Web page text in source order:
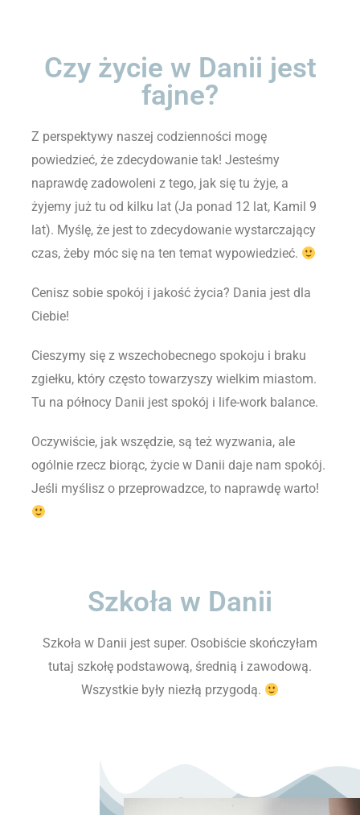
Czy życie w Danii jest
fajne?
Z perspektywy naszej codzienności mogę
powiedzieć, że zdecydowanie tak! Jesteśmy
naprawdę zadowoleni z tego, jak się tu żyje, a
żyjemy już tu od kilku lat (Ja ponad 12 lat, Kamil 9
lat). Myślę, że jest to zdecydowanie wystarczający
czas, żeby móc się na ten temat wypowiedzieć.
Cenisz sobie spokój i jakość życia? Dania jest dla
Ciebie!
Cieszymy się z wszechobecnego spokoju i braku
zgiełku, który często towarzyszy wielkim miastom.
Tu na północy Danii jest spokój i life-work balance.
Oczywiście, jak wszędzie, są też wyzwania, ale
ogólnie rzecz biorąc, życie w Danii daje nam spokój.
Jeśli myślisz o przeprowadzce, to naprawdę warto!
Szkoła w Danii
Szkoła w Danii jest super. Osobiście skończyłam
tutaj szkołę podstawową, średnią i zawodową.
Wszystkie były niezłą przygodą.